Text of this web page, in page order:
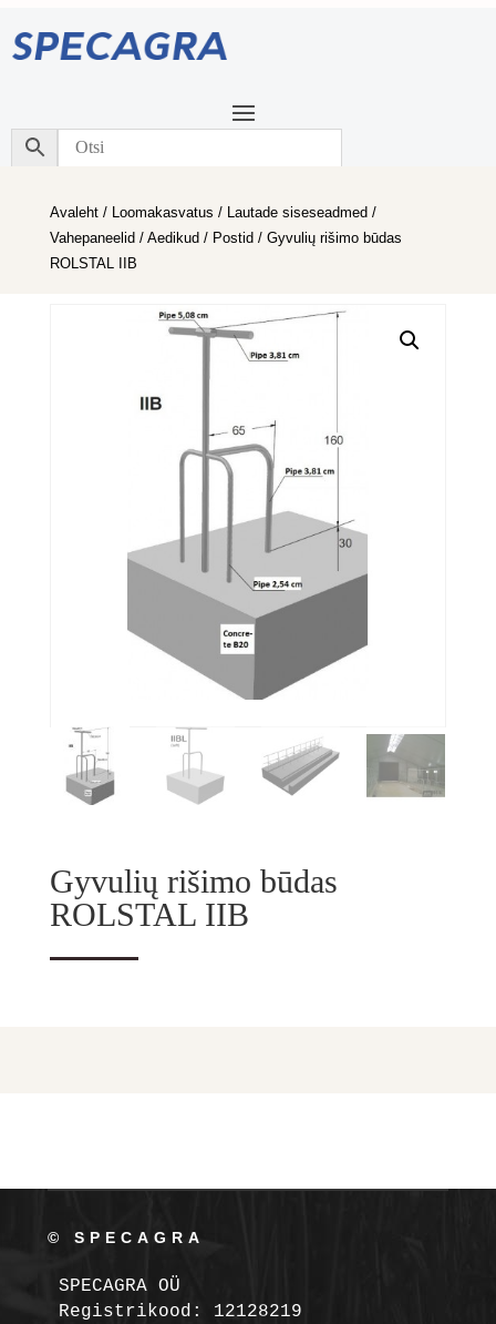
Avaleht/ Loomakasvatus / Lautade siseseadmed /
Vahepaneelid / Aedikud / Postid / Gyvulių rišimo būdas
ROLSTAL IIB
Gyvulių rišimo būdas
ROLSTAL IIB
© SPECAGRA
SPECAGRA OÜ
Registrikood: 12128219